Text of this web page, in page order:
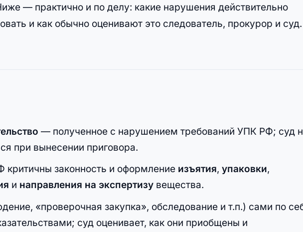
— практично и по делу: какие нарушения действительно
и как обычно оценивают это следователь, прокурор и суд.
— полученное с нарушением требований УПК РФ; суд
при вынесении приговора.
критичны законность и оформление изъятия,упаковки,
и направления на экспертизу вещества.
«проверочная закупка», обследование и т.п.) сами по
суд оценивает, как они приобщены и